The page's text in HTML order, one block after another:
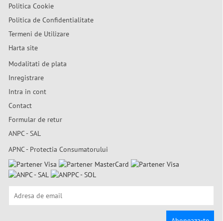
Politica Cookie
Politica de Confidentialitate
Termeni de Utilizare
Harta site
Modalitati de plata
Inregistrare
Intra in cont
Contact
Formular de retur
ANPC - SAL
APNC - Protectia Consumatorului